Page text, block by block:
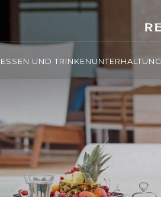
ESSEN UND TRINKENUNTERHALTUNG